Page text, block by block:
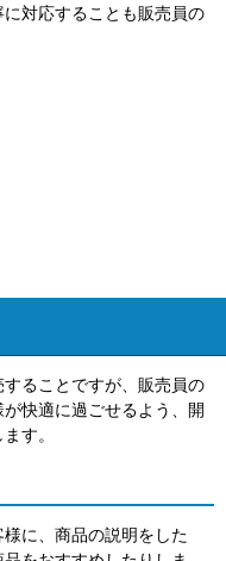
対応することも販売員の
ることですが、販売員の
快適に過ごせるよう、開
す。
に、商品の説明をした